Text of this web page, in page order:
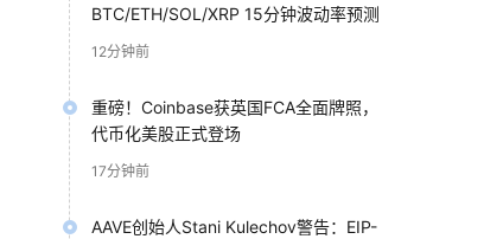
BTC/ETH/SOL/XRP 15分钟波动率预测
12分钟前
重磅！Coinbase获英国FCA全面牌照，
代币化美股正式登场
17分钟前
AAVE创始人Stani Kulechov警告：EIP-